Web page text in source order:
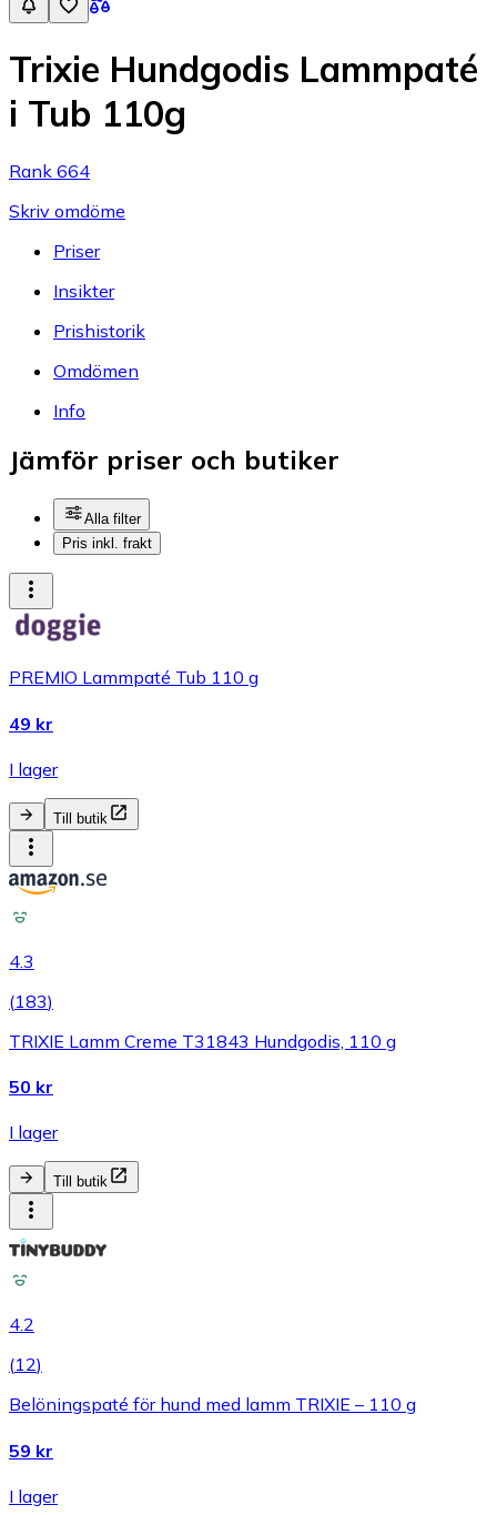
Trixie Hundgodis Lammpaté
i Tub 110g
Rank 664
Skriv omdöme
Priser
Insikter
Prishistorik
Omdömen
Info
Jämför priser och butiker
Alla filter
Pris inkl. frakt
PREMIO Lammpaté Tub 110 g
49 kr
I lager
Till butik
4.3
(183)
TRIXIE Lamm Creme T31843 Hundgodis, 110 g
50 kr
I lager
Till butik
4.2
(12)
Belöningspaté för hund med lamm TRIXIE – 110 g
59 kr
I lager